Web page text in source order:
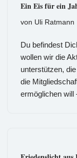
Ein Eis für ein
von Uli Ratmann
Du befindest
wollen wir die
unterstützen,
die
ermöglichen